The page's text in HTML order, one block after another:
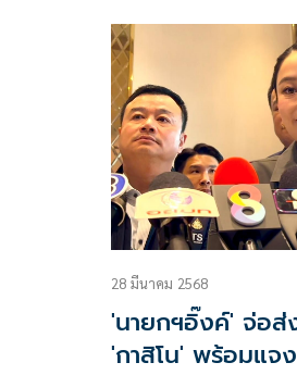
28 มีนาคม 2568
'นายกฯอิ๊งค์' จ่อส่
'กาสิโน' พร้อมแจ